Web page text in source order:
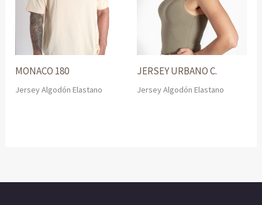
MONACO 180
Jersey Algodón Elastano
JERSEY URBANO C.
Jersey Algodón Elastano